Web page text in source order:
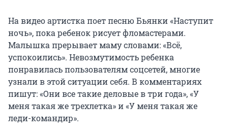
На видео артистка поет песню Бьянки «Наступит
ночь», пока ребенок рисует фломастерами.
Малышка прерывает маму словами: «Всё,
успокоились». Невозмутимость ребенка
понравилась пользователям соцсетей, многие
узнали в этой ситуации себя. В комментариях
пишут: «Они все такие деловые в три года», «У
меня такая же трехлетка» и «У меня такая же
леди-командир».